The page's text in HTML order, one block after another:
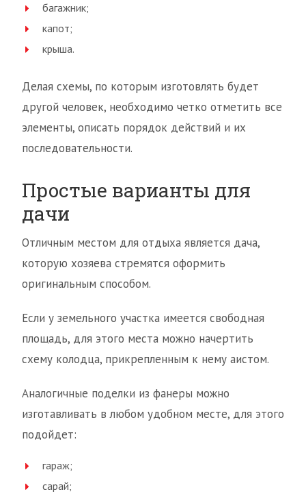
багажник;
капот;
крыша.
Делая схемы, по которым изготовлять будет
другой человек, необходимо четко отметить все
элементы, описать порядок действий и их
последовательности.
Простые варианты для
дачи
Отличным местом для отдыха является дача,
которую хозяева стремятся оформить
оригинальным способом.
Если у земельного участка имеется свободная
площадь, для этого места можно начертить
схему колодца, прикрепленным к нему аистом.
Аналогичные поделки из фанеры можно
изготавливать в любом удобном месте, для этого
подойдет:
гараж;
сарай;